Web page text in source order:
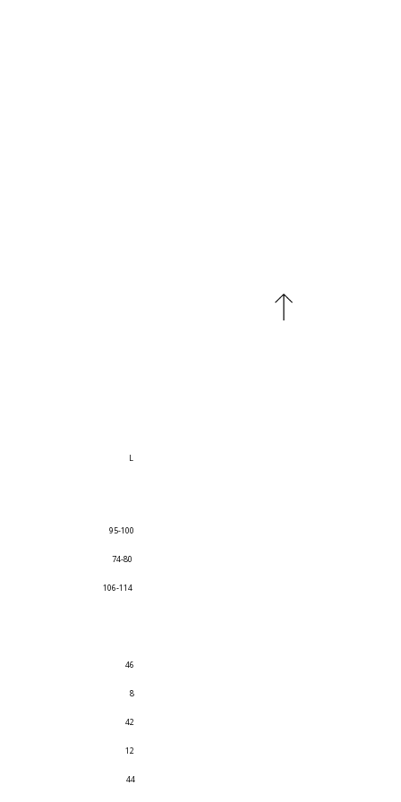
L
95-100
74-80
106-114
46
8
42
12
44